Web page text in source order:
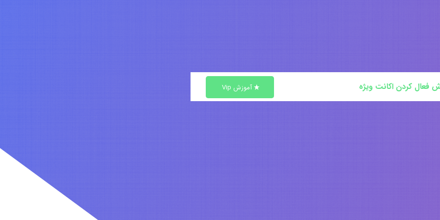
فعال کردن اکانت ویژه آموزش Vip